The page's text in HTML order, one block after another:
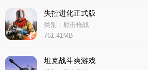
失控进化正式版
类别：射击枪战
761.41MB
坦克战斗爽游戏